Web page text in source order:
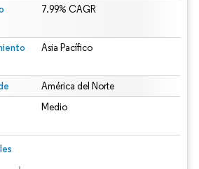
7.99% CAGR
Asia Pacífico
América del Norte
Medio
El uso requiere atribución según CC BY 4.0.